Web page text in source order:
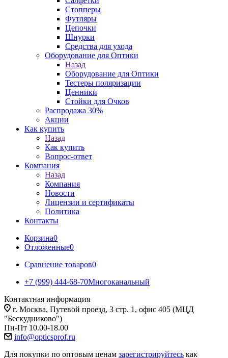
Стопперы
Футляры
Цепочки
Шнурки
Средства для ухода
Оборудование для Оптики
Назад
Оборудование для Оптики
Тестеры поляризации
Ценники
Стойки для Очков
Распродажа 30%
Акции
Как купить
Назад
Как купить
Вопрос-ответ
Компания
Назад
Компания
Новости
Лицензии и сертификаты
Политика
Контакты
Корзина0
Отложенные0
Сравнение товаров0
+7 (999) 444-68-70Многоканальный
Контактная информация
г. Москва, Путевой проезд, 3 стр. 1, офис 405 (МЦД
"Бескудниково")
Пн-Пт 10.00-18.00
info@opticsprof.ru
Для покупки по оптовым ценам зарегистрируйтесь как